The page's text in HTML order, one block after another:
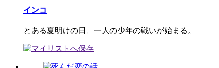
インコ
とある夏明けの日、一人の少年の戦いが始まる。